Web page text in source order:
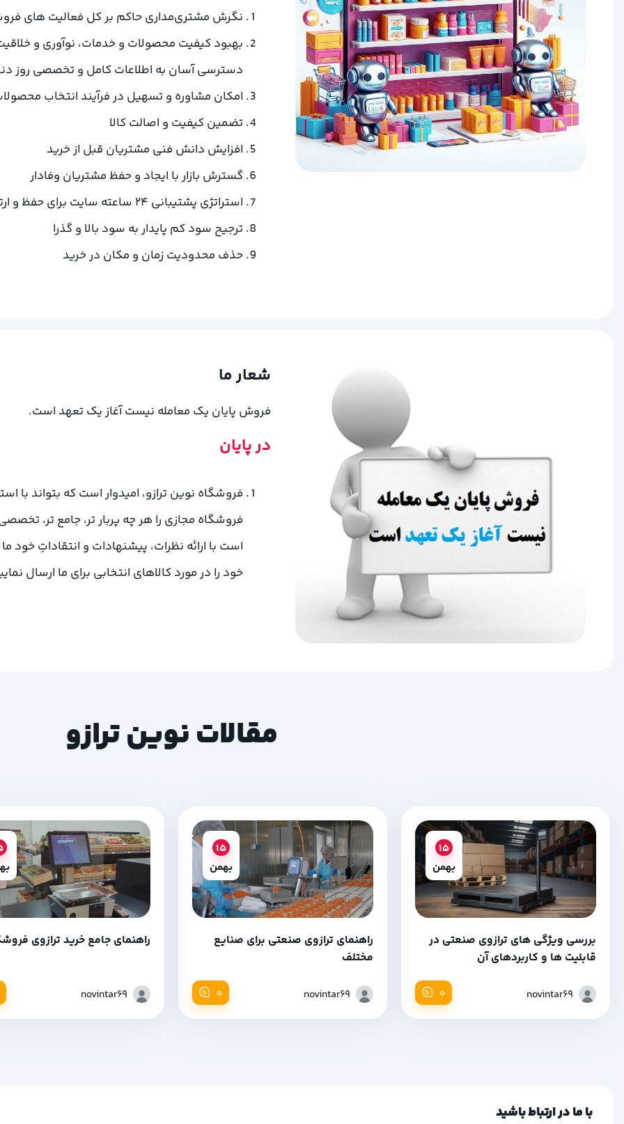
نگرش مشتری‌مداری حاکم بر کل فعالیت های
بهبود کیفیت محصولات و خدمات، نوآوری و
دسترسی آسان به اطلاعات کامل و تخصصی روز
امکان مشاوره و تسهیل در فرآیند انتخاب
تضمین کیفیت و اصالت کالا
افزایش دانش فنی مشتریان قبل از خرید
گسترش بازار با ایجاد و حفظ مشتریان وفادار
استراتژی پشتیبانی 24 ساعته سایت برای حفظ و ارتقاء رضایت مشتری
ترجیح سود کم پایدار به سود بالا و گذرا
حذف محدودیت زمان و مکان در خرید
شعار ما
فروش پایان یک معامله نیست آغاز یک تعهد است.
در پایان
فروشگاه نوین ترازو، امیدوار است که بتواند با
فروشگاه مجازی را هر چه پربار تر، جامع تر،
است با ارائه نظرات، پیشنهادات و انتقاداتِ خود
خود را در مورد کالاهای انتخابی برای ما ارسال
مقالات نوین ترازو
15
بهمن
بررسی ویژگی های ترازوی صنعتی در
قابلیت ها و کاربردهای آن
0 novintar69
15
بهمن
راهنمای ترازوی صنعتی برای صنایع
مختلف
0 novintar69
راهنمای جامع خرید ترازوی
novintar69
با ما در ارتباط باشید